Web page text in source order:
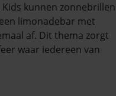
kunnen zonnebrillen
limonadebar met
af. Dit thema zorgt
waar iedereen van